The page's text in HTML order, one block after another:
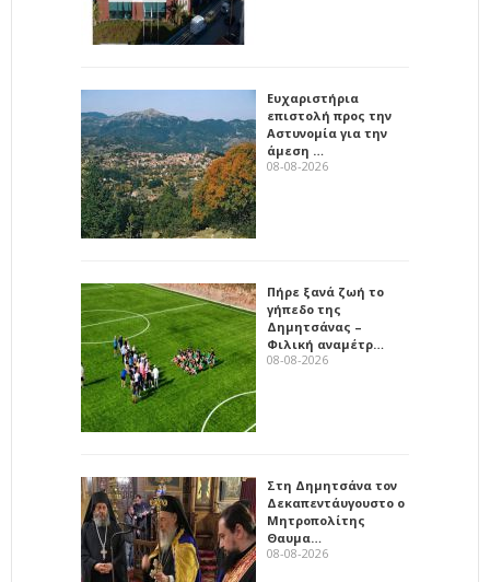
Ευχαριστήρια
επιστολή προς την
Αστυνομία για την
άμεση …
08-08-2026
Πήρε ξανά ζωή το
γήπεδο της
Δημητσάνας –
Φιλική αναμέτρ…
08-08-2026
Στη Δημητσάνα τον
Δεκαπεντάυγουστο ο
Μητροπολίτης
Θαυμα…
08-08-2026